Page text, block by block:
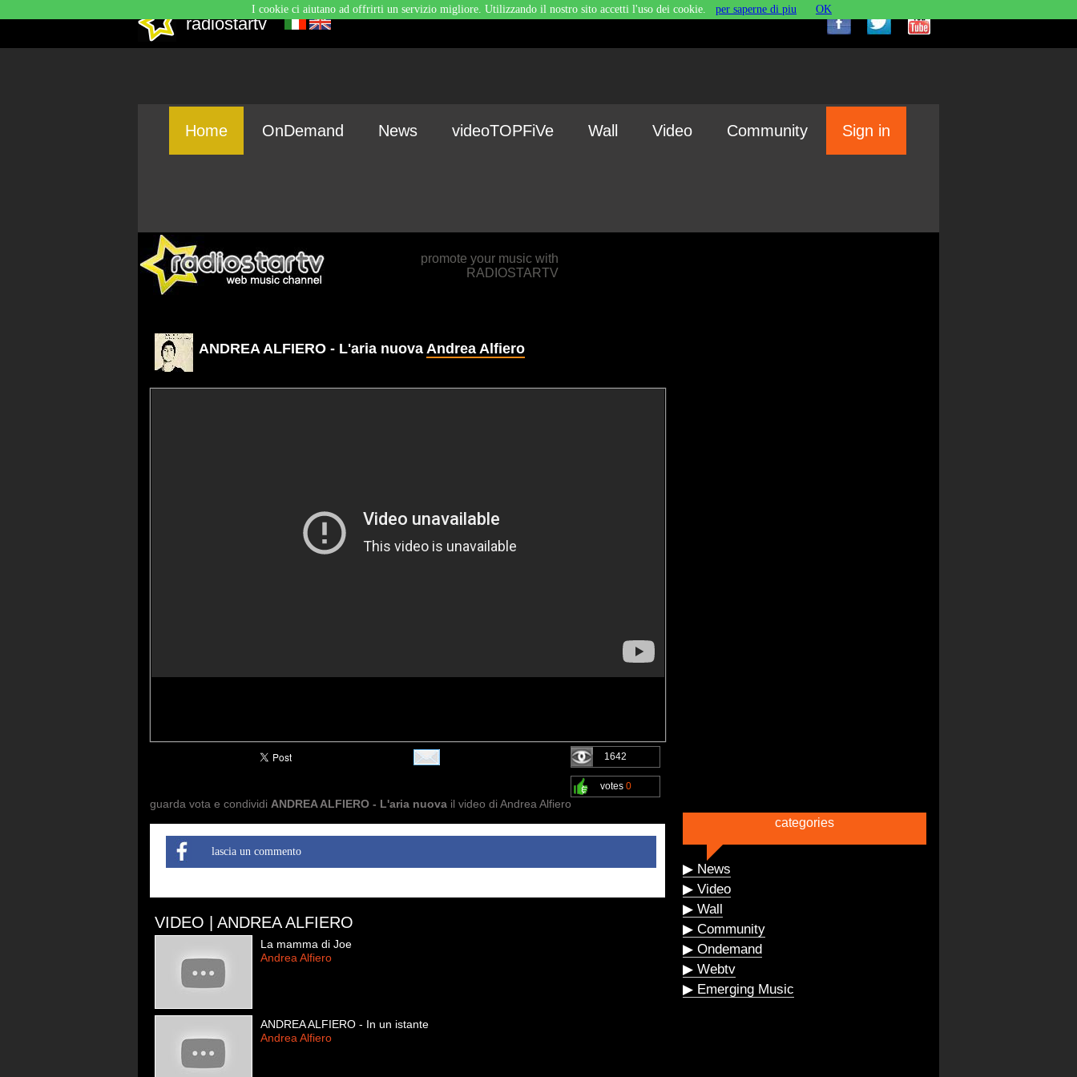
radiostartv
Home OnDemand News videoTOPFiVe Wall Video Community Sign in
promote your music with
RADIOSTARTV
ANDREA ALFIERO - L'aria nuova Andrea Alfiero
1642
votes 0
guarda vota e condividi ANDREA ALFIERO - L'aria nuova il video di Andrea Alfiero
lascia un commento
VIDEO | ANDREA ALFIERO
La mamma di Joe
Andrea Alfiero
ANDREA ALFIERO - In un istante
Andrea Alfiero
categories
▶ News
▶ Video
▶ Wall
▶ Community
▶ Ondemand
▶ Webtv
▶ Emerging Music
I cookie ci aiutano ad offrirti un servizio migliore. Utilizzando il nostro sito accetti l'uso dei cookie. per saperne di piu OK